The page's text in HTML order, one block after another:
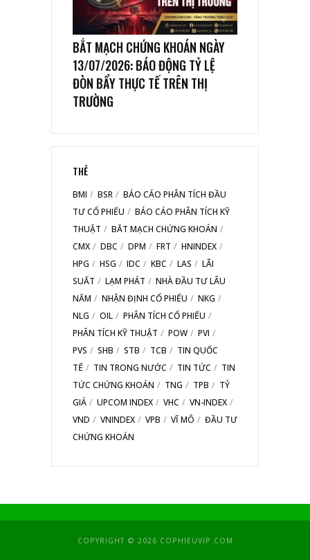
BẮT MẠCH CHỨNG KHOÁN NGÀY
13/07/2026: BÁO ĐỘNG TỶ LỆ
ĐÒN BẨY THỰC TẾ TRÊN THỊ
TRƯỜNG
THẺ
BMI BSR
BÁO CÁO PHÂN TÍCH ĐẦU
TƯ CỔ PHIẾU
BÁO CÁO PHÂN TÍCH KỸ
THUẬT
BẮT MẠCH CHỨNG KHOÁN
CMX
DBC DPM FRT
HNINDEX
HPG
HSG IDC KBC LAS
LÃI
SUẤT
LẠM PHÁT
NHÀ ĐẦU TƯ LÂU
NĂM
NHẬN ĐỊNH CỔ PHIẾU
NKG
NLG
OIL
PHÂN TÍCH CỔ PHIẾU
PHÂN TÍCH KỸ THUẬT
POW
PVI
PVS
SHB STB TCB
TIN QUỐC
TẾ
TIN TRONG NƯỚC TIN TỨC
TIN
TỨC CHỨNG KHOÁN
TNG TPB
TỶ
GIÁ
UPCOM INDEX VHC
VN-INDEX
VND
VNINDEX VPB VĨ MÔ
ĐẦU TƯ
CHỨNG KHOÁN
COPYRIGHT © 2026 COPHIEUVIP.COM